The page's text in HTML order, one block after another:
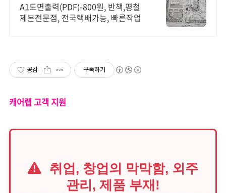
A1도면출력(PDF)-800원, 반책,평철
제본전문점, 전국택배가능, 빠른작업
공감 구독하기
캐어랩 고객 지원
취업, 창업의 막막함, 외주
관리, 제품 부재!